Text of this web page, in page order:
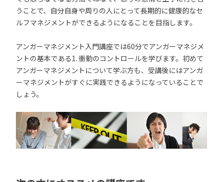
うことで、自分自身や周りの人にとって長期的に健康的なセ
ルフマネジメントができるようになることを目指します。
アンガーマネジメント入門講座では60分でアンガーマネジメ
ントの基本である1. 衝動のコントロールを学びます。初めて
アンガーマネジメントについて学ぶ方も、受講後にはアンガ
ーマネジメントがすぐに実践できるようになっていることで
しょう。